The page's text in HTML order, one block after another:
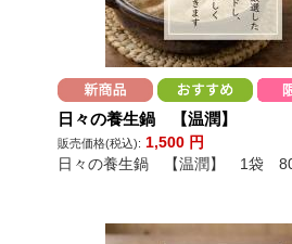
日々の養生鍋 【温潤】
販売価格(税込): 1,500 円
日々の養生鍋 【温潤】 1袋